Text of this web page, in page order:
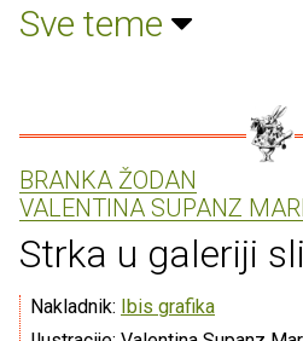
Sve teme
BRANKA ŽODAN
VALENTINA SUPANZ
Strka u galeriji
Nakladnik: Ibis grafika